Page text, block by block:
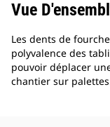
Vue
Les dents de
polyvalence des
pouvoir déplacer
chantier sur